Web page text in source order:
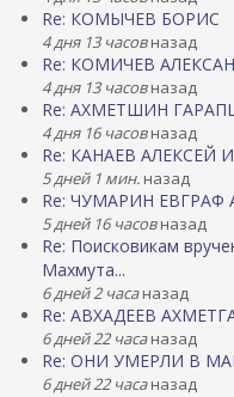
Re: КОМЫЧЕВ БОРИС
4 дня 13 часовназад
Re: КОМИЧЕВ
4 дня 13 часовназад
Re: АХМЕТШИН
4 дня 16 часовназад
Re: КАНАЕВ АЛЕКСЕЙ
5 дней 1 мин. назад
Re: ЧУМАРИН ЕВГРАФ
5 дней 16 часовназад
Re: Поисковикам
Махмута...
6 дней 2 часаназад
Re: АВХАДЕЕВ
6 дней 22 часаназад
Re: ОНИ УМЕРЛИ В
6 дней 22 часаназад